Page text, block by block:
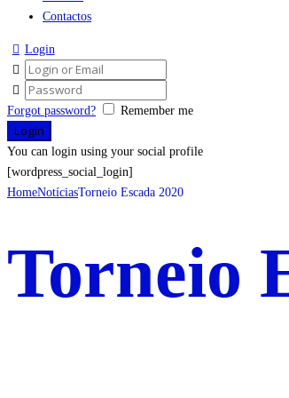
Contactos
Login
Forgot password? Remember me
You can login using your social profile
[wordpress_social_login]
HomeNotíciasTorneio Escada 2020
Torneio